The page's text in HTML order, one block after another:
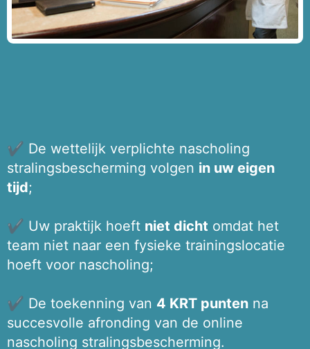
✔ De wettelijk verplichte nascholing
stralingsbescherming volgen in uw eigen
tijd;
✔ Uw praktijk hoeft niet dicht omdat het
team niet naar een fysieke trainingslocatie
hoeft voor nascholing;
✔ De toekenning van 4 KRT punten na
succesvolle afronding van de online
nascholing stralingsbescherming.